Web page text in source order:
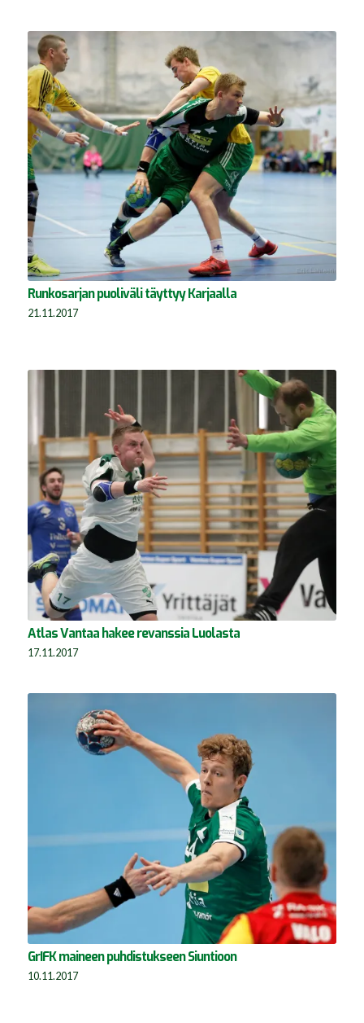
Runkosarjan puoliväli täyttyy Karjaalla
21.11.2017
Atlas Vantaa hakee revanssia Luolasta
17.11.2017
GrIFK maineen puhdistukseen Siuntioon
10.11.2017